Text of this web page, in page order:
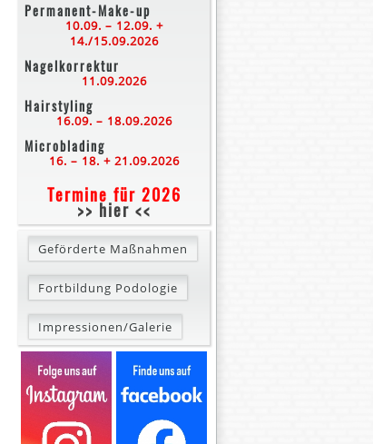
Permanent-Make-up
10.09. – 12.09. +
14./15.09.2026
Nagelkorrektur
11.09.2026
Hairstyling
16.09. – 18.09.2026
Microblading
16. – 18. + 21.09.2026
Termine für 2026
>> hier <<
Geförderte Maßnahmen
Fortbildung Podologie
Impressionen/Galerie